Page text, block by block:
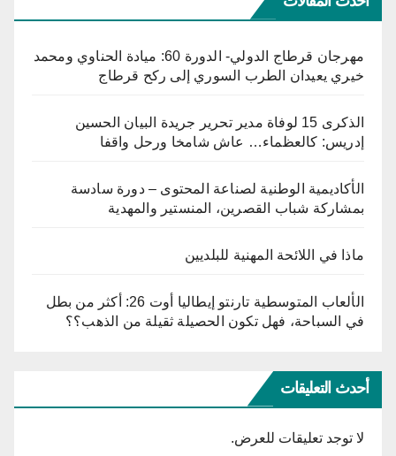
مهرجان قرطاج الدولي- الدورة 60: ميادة الحناوي ومحمد
خيري يعيدان الطرب السوري إلى ركح قرطاج
الذكرى 15 لوفاة مدير تحرير جريدة البيان الحسين
إدريس: كالعظماء… عاش شامخا ورحل واقفا
الأكاديمية الوطنية لصناعة المحتوى – دورة سادسة
بمشاركة شباب القصرين، المنستير والمهدية
ماذا في اللائحة المهنية للبلديين
الألعاب المتوسطية تارنتو إيطاليا أوت 26: أكثر من بطل
في السباحة، فهل تكون الحصيلة ثقيلة من الذهب؟؟
أحدث التعليقات
لا توجد تعليقات للعرض.